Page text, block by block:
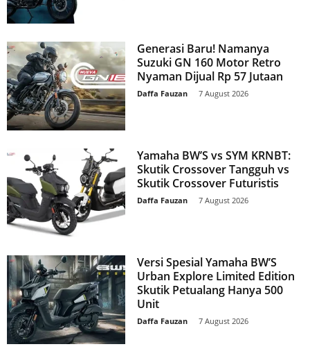
Generasi Baru! Namanya
Suzuki GN 160 Motor Retro
Nyaman Dijual Rp 57 Jutaan
Daffa Fauzan 7 August 2026
Yamaha BW’S vs SYM KRNBT:
Skutik Crossover Tangguh vs
Skutik Crossover Futuristis
Daffa Fauzan 7 August 2026
Versi Spesial Yamaha BW’S
Urban Explore Limited Edition
Skutik Petualang Hanya 500
Unit
Daffa Fauzan 7 August 2026